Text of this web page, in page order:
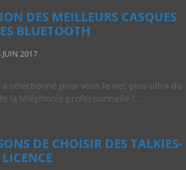
DES MEILLEURS CASQUES
BLUETOOTH
JUIN 2017
sélectionné pour vous le nec plus ultra du
la téléphonie professionnelle !…
DE CHOISIR DES TALKIES-